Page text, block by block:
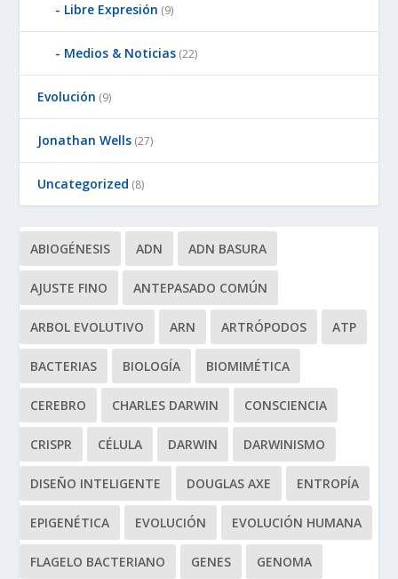
Libre Expresión (9)
Medios & Noticias (22)
Evolución (9)
Jonathan Wells (27)
Uncategorized (8)
ABIOGÉNESIS ADN ADN BASURA
AJUSTE FINO ANTEPASADO COMÚN
ARBOL EVOLUTIVO ARN ARTRÓPODOS ATP
BACTERIAS BIOLOGÍA BIOMIMÉTICA
CEREBRO CHARLES DARWIN CONSCIENCIA
CRISPR CÉLULA DARWIN DARWINISMO
DISEÑO INTELIGENTE DOUGLAS AXE ENTROPÍA
EPIGENÉTICA EVOLUCIÓN EVOLUCIÓN HUMANA
FLAGELO BACTERIANO GENES GENOMA